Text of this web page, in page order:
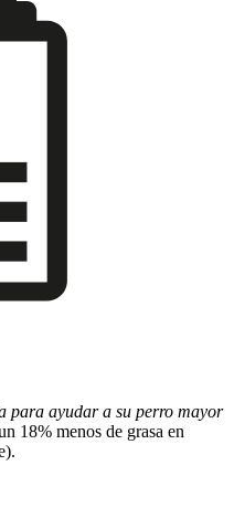
para ayudar a su perro mayor
18% menos de grasa en